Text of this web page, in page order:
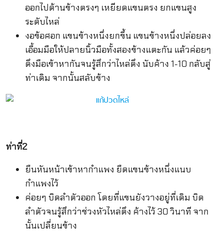
ออกไปด้านข้างตรงๆ เหยียดแขนตรง ยกแขนสูง
ระดับไหล่
งอข้อศอก แขนข้างหนึ่งยกขึ้น แขนข้างหนึ่งปล่อยลง
เอื้อมมือให้ปลายนิ้วมือทั้งสองข้างแตะกัน แล้วค่อยๆ
ดึงมือเข้าหากันจนรู้สึกว่าไหล่ตึง นับค้าง 1-10 กลับสู่
ท่าเดิม จากนั้นสลับข้าง
ท่าที่2
ยืนหันหน้าเข้าหากำแพง ยืดแขนข้างหนึ่งแนบ
กำแพงไว้
ค่อยๆ บิดลำตัวออก โดยที่แขนยังวางอยู่ที่เดิม บิด
ลำตัวจนรู้สึกว่าช่วงหัวไหล่ตึง ค้างไว้ 30 วินาที จาก
นั้นเปลี่ยนข้าง